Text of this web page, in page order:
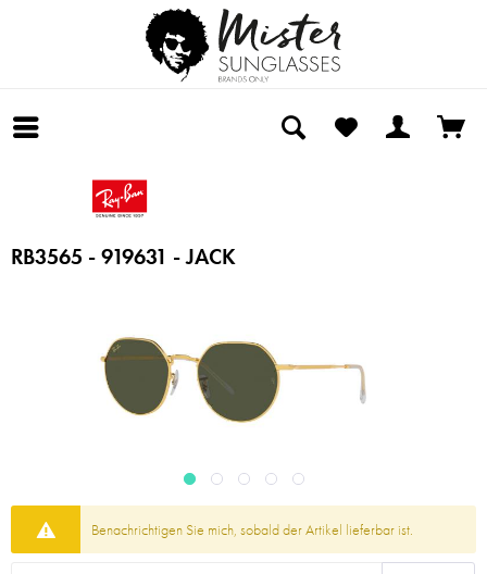
RB3565 - 919631 - JACK
Benachrichtigen Sie mich, sobald der Artikel lieferbar ist.